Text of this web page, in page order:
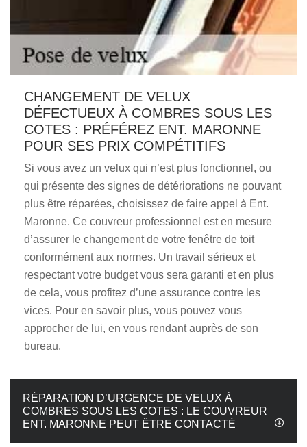
CHANGEMENT DE VELUX
DÉFECTUEUX À COMBRES SOUS LES
COTES : PRÉFÉREZ ENT. MARONNE
POUR SES PRIX COMPÉTITIFS
Si vous avez un velux qui n’est plus fonctionnel, ou
qui présente des signes de détériorations ne pouvant
plus être réparées, choisissez de faire appel à Ent.
Maronne. Ce couvreur professionnel est en mesure
d’assurer le changement de votre fenêtre de toit
conformément aux normes. Un travail sérieux et
respectant votre budget vous sera garanti et en plus
de cela, vous profitez d’une assurance contre les
vices. Pour en savoir plus, vous pouvez vous
approcher de lui, en vous rendant auprès de son
bureau.
RÉPARATION D’URGENCE DE VELUX À
COMBRES SOUS LES COTES : LE COUVREUR
ENT. MARONNE PEUT ÊTRE CONTACTÉ